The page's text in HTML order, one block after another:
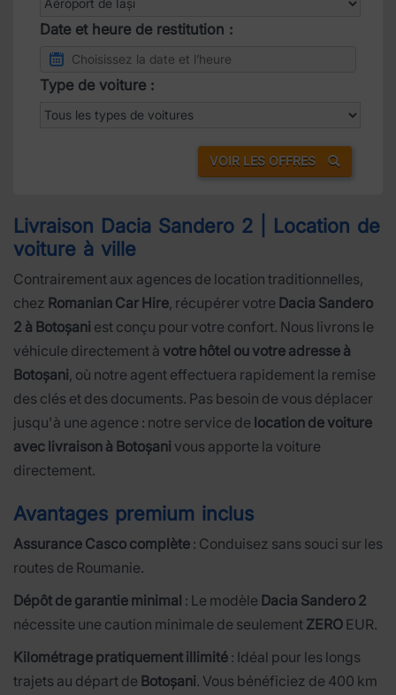
Date et heure de restitution :
Type de voiture :
VOIR LES OFFRES
Livraison Dacia Sandero 2 | Location de
voiture à ville
Contrairement aux agences de location traditionnelles,
chez Romanian Car Hire, récupérer votre Dacia Sandero
2 à Botoșani est conçu pour votre confort. Nous livrons le
véhicule directement à votre hôtel ou votre adresse à
Botoșani, où notre agent effectuera rapidement la remise
des clés et des documents. Pas besoin de vous déplacer
jusqu'à une agence : notre service de location de voiture
avec livraison à Botoșani vous apporte la voiture
directement.
Avantages premium inclus
Assurance Casco complète : Conduisez sans souci sur les
routes de Roumanie.
Dépôt de garantie minimal : Le modèle Dacia Sandero 2
nécessite une caution minimale de seulement ZERO EUR.
Kilométrage pratiquement illimité : Idéal pour les longs
trajets au départ de Botoșani. Vous bénéficiez de 400 km